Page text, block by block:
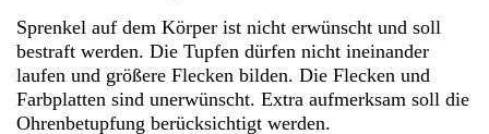
Sprenkel auf dem Körper ist nicht erwünscht und soll
bestraft werden. Die Tupfen dürfen nicht ineinander
laufen und größere Flecken bilden. Die Flecken und
Farbplatten sind unerwünscht. Extra aufmerksam soll die
Ohrenbetupfung berücksichtigt werden.